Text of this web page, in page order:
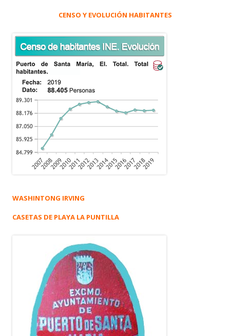
CENSO Y EVOLUCIÓN HABITANTES
WASHINTONG IRVING
CASETAS DE PLAYA LA PUNTILLA